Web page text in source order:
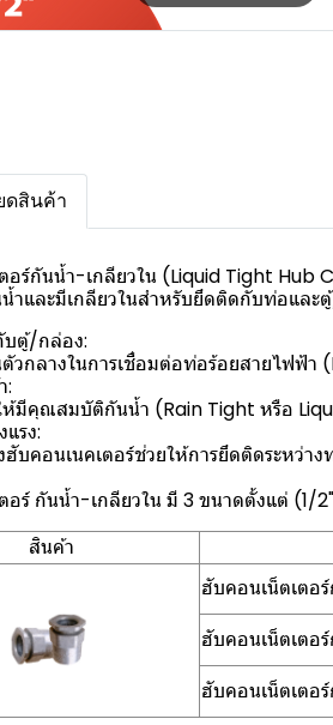
ดสินค้า
อร์กันน้ำ-เกลียวใน (Liquid Tight
และมีเกลียวในสำหรับยึดติดกับท่อและ
ตู้/กล่อง:
วกลางในการเชื่อมต่อท่อร้อยสายไฟฟ้
:
มีคุณสมบัติกันน้ำ (Rain Tight หรือ
รง:
ฮับคอนเนคเตอร์ช่วยให้การยึดติดระหว่
อร์ กันน้ำ-เกลียวใน มี 3 ขนาดตั้งแต่ (1/
สินค้า
ฮับคอนเน็ตเตอ
ฮับคอนเน็ตเตอ
ฮับคอนเน็ตเตอ